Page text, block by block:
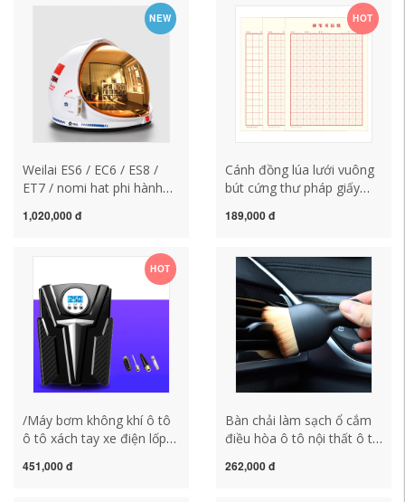
Cấp nệm lót ghế đệm ghế
năng miếng lót ghế gỗ
NEW
Weilai ES6 / EC6 / ES8 /
ET7 / nomi hat phi hành
trang trí xe phụ kiện sửa
1,020,000 đ
HOT
Cánh đồng lúa lưới vuông
bút cứng thư pháp giấy
pháp thành phần giấy
bút cuộc thi thư pháp Hui
Mi Ge viết lưới lúa lớp học
sao chép lưới lưới tiếng
Anh may nệm lót ghế gỗ
189,000 đ
HOT
/Máy bơm không khí ô tô
ô tô xách tay xe điện lốp
bơm không khí máy bơm
451,000 đ
Bàn chải làm sạch ổ cắm
điều hòa ô tô nội thất ô tô
bụi hiện vật nội thất ô tô
262,000 đ